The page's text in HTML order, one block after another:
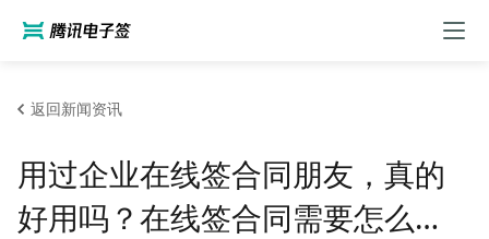
返回新闻资讯
用过企业在线签合同朋友，真的
好用吗？在线签合同需要怎么